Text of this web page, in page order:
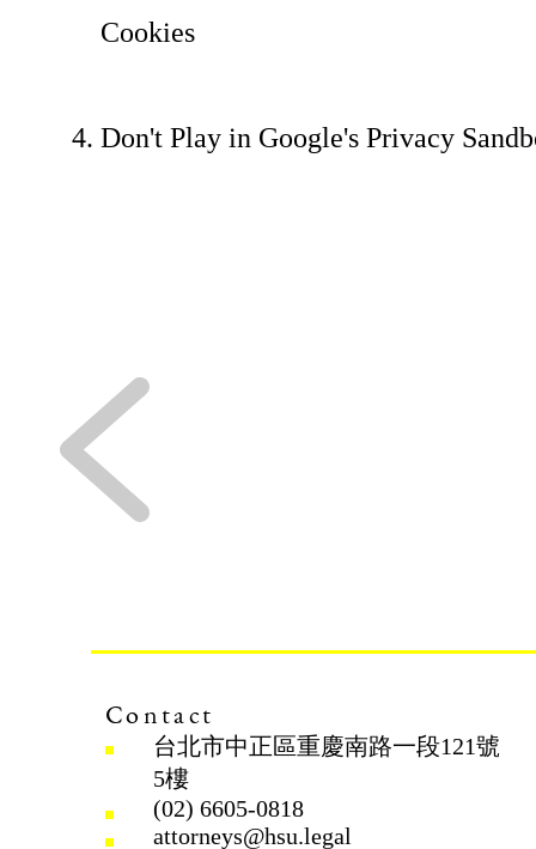
Cookies
Don't Play in Google's Privacy
Contact
台北市中正區重慶南路一段121號
5樓
(02) 6605-0818
attorneys@hsu.legal